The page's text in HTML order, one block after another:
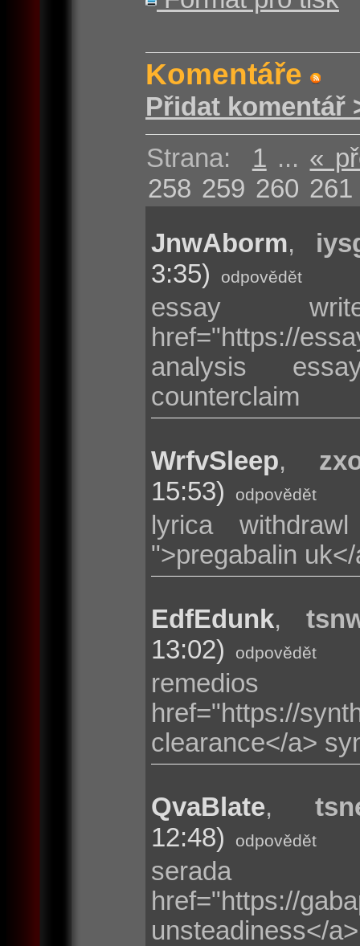
Komentáře
Přidat komentář
Strana: 1 ... «
258 259 260 261
JnwAborm,
3:35)
odpovědět
essay
href="https://
analysis
counterclaim
WrfvSleep,
15:53)
odpovědět
lyrica
">pregabalin
EdfEdunk,
13:02)
odpovědět
href="https://
clearance</a>
QvaBlate,
12:48)
odpovědět
serada
href="https://
unsteadiness</